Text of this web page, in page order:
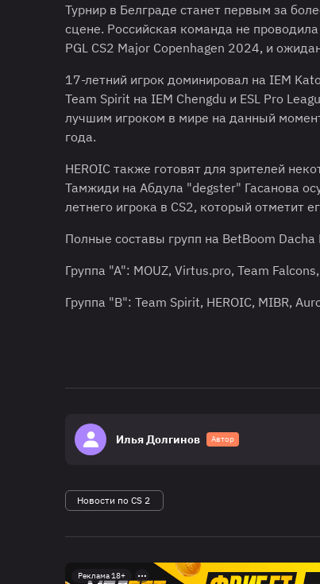
Турнир в Белграде станет первым за
сцене. Российская команда не
PGL CS2 Major Copenhagen 2024, и
17-летний игрок доминировал на IEM
Team Spirit на IEM Chengdu и ESL Pro
лучшим игроком в мире на данный
года.
HEROIC также готовят для зрителей
Тамжиди на Абдула "⁠degster⁠" Гасанова
летнего игрока в CS2, который отметит
Полные составы групп на BetBoom
Группа "А": MOUZ, Virtus.pro, Team
Группа "B": Team Spirit, HEROIC, MIBR,
Илья Долгинов Автор
Новости по CS 2
Реклама 18+